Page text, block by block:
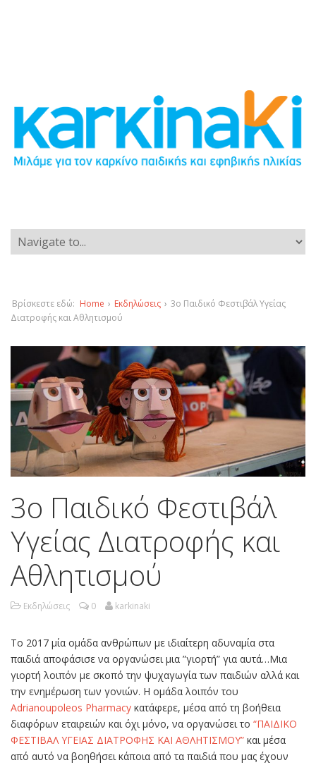
Βρίσκεστε εδώ: Home › Εκδηλώσεις › 3ο Παιδικό Φεστιβάλ Υγείας
Διατροφής και Αθλητισμού
3ο Παιδικό Φεστιβάλ
Υγείας Διατροφής και
Αθλητισμού
Εκδηλώσεις 0 karkinaki
To 2017 μία ομάδα ανθρώπων με ιδιαίτερη αδυναμία στα
παιδιά αποφάσισε να οργανώσει μια ”γιορτή” για αυτά…Μια
γιορτή λοιπόν με σκοπό την ψυχαγωγία των παιδιών αλλά και
την ενημέρωση των γονιών. Η ομάδα λοιπόν του
Adrianoupoleos Pharmacy κατάφερε, μέσα από τη βοήθεια
διαφόρων εταιρειών και όχι μόνο, να οργανώσει το “ΠΑΙΔΙΚΟ
ΦΕΣΤΙΒΑΛ ΥΓΕΙΑΣ ΔΙΑΤΡΟΦΗΣ ΚΑΙ ΑΘΛΗΤΙΣΜΟΥ” και μέσα
από αυτό να βοηθήσει κάποια από τα παιδιά που μας έχουν